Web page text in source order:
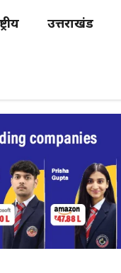
उत्तराखंड